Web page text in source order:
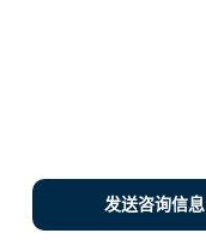
发送咨询信息